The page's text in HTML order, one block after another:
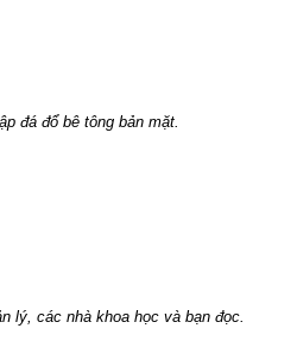
đá đổ bê tông bản mặt.
lý, các nhà khoa học và bạn đọc.